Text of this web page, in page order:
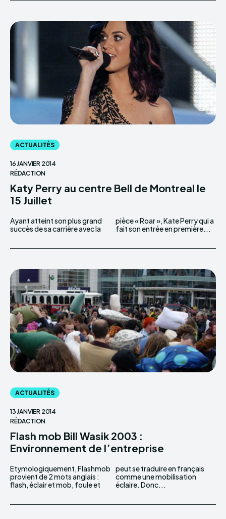
ACTUALITÉS
16 JANVIER 2014
RÉDACTION
Katy Perry au centre Bell de Montreal le
15 Juillet
Ayant atteint son plus grand
succès de sa carrière avec la
pièce « Roar », Kate Perry qui a
fait son entrée en première...
ACTUALITÉS
13 JANVIER 2014
RÉDACTION
Flash mob Bill Wasik 2003 :
Environnement de l’entreprise
Etymologiquement, Flashmob
provient de 2 mots anglais :
flash, éclair et mob, foule et
peut se traduire en français
comme une mobilisation
éclaire. Donc...